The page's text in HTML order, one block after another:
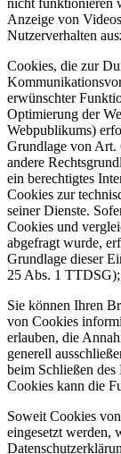
nicht funktionieren
Anzeige von
Nutzerverhalten
Cookies, die zur
erwünschter
Optimierung der
Webpublikums)
Grundlage von Art.
andere
ein berechtigtes
Cookies zur
seiner Dienste.
Cookies und
abgefragt wurde,
Grundlage dieser
25 Abs. 1
Sie können Ihren
von Cookies
erlauben, die
generell
beim Schließen
Cookies kann die
Soweit Cookies
eingesetzt werden,